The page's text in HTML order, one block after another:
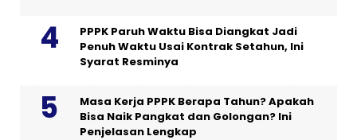
PPPK Paruh Waktu Bisa Diangkat Jadi
Penuh Waktu Usai Kontrak Setahun, Ini
Syarat Resminya
Masa Kerja PPPK Berapa Tahun? Apakah
Bisa Naik Pangkat dan Golongan? Ini
Penjelasan Lengkap